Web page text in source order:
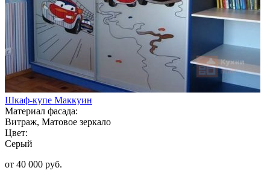
Шкаф-купе Маккуин
Материал фасада:
Витраж, Матовое зеркало
Цвет:
Серый
от 40 000 руб.